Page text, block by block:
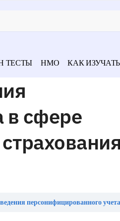
ТЕСТЫ НМО КАК ИЗУЧАТЬ
в сфере
учета в сфере обязательного медицинского